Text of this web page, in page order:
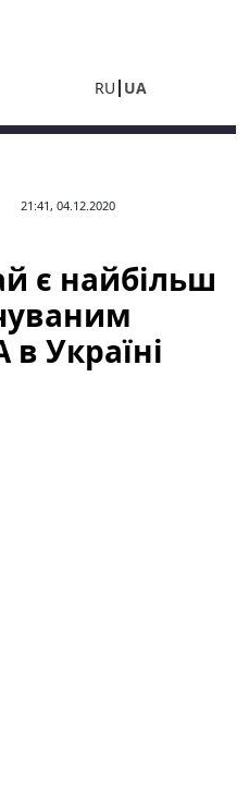
RU UA
21:41, 04.12.2020
є найбільш
Україні